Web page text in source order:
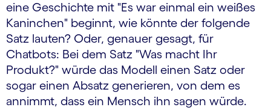
eine Geschichte mit "Es war einmal ein weißes
Kaninchen" beginnt, wie könnte der folgende
Satz lauten? Oder, genauer gesagt, für
Chatbots: Bei dem Satz "Was macht Ihr
Produkt?" würde das Modell einen Satz oder
sogar einen Absatz generieren, von dem es
annimmt, dass ein Mensch ihn sagen würde.